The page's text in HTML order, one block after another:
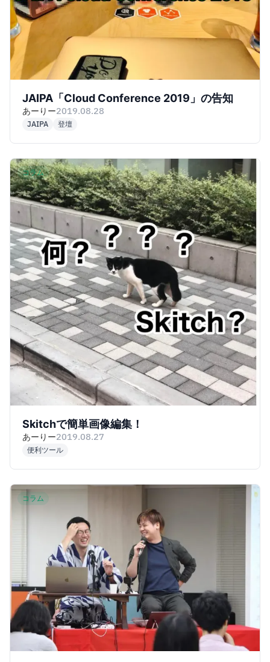
JAIPA「Cloud Conference 2019」の告知
あーりー2019.08.28
JAIPA 登壇
コラム
Skitchで簡単画像編集！
あーりー2019.08.27
便利ツール
コラム